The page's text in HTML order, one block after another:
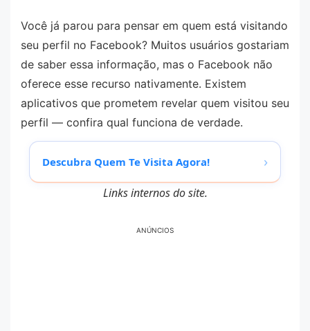
Você já parou para pensar em quem está visitando
seu perfil no Facebook? Muitos usuários gostariam
de saber essa informação, mas o Facebook não
oferece esse recurso nativamente. Existem
aplicativos que prometem revelar quem visitou seu
perfil — confira qual funciona de verdade.
Descubra Quem Te Visita Agora! ›
Links internos do site.
ANÚNCIOS